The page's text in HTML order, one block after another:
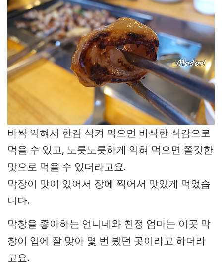
바싹 익혀서 한김 식켜 먹으면 바삭한 식감으로
먹을 수 있고, 노릇노릇하게 익혀 먹으면 쫄깃한
맛으로 먹을 수 있더라고요.
막장이 맛이 있어서 장에 찍어서 맛있게 먹었습
니다.
막창을 좋아하는 언니네와 친정 엄마는 이곳 막
창이 입에 잘 맞아 몇 번 봤던 곳이라고 하더라
고요.